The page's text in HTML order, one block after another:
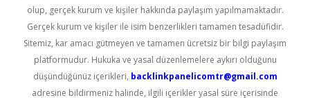
olup, gerçek kurum ve kişiler hakkında paylaşım yapılmamaktadır.
Gerçek kurum ve kişiler ile isim benzerlikleri tamamen tesadüfidir.
Sitemiz, kar amacı gütmeyen ve tamamen ücretsiz bir bilgi paylaşım
platformudur. Hukuka ve yasal düzenlemelere aykırı olduğunu
düşündüğünüz içerikleri, backlinkpanelicomtr@gmail.com
adresine bildirmeniz halinde, ilgili içerikler yasal süre içerisinde